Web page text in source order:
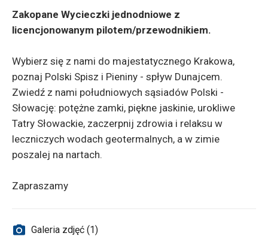
Zakopane Wycieczki jednodniowe z
licencjonowanym pilotem/przewodnikiem.
Wybierz się z nami do majestatycznego Krakowa,
poznaj Polski Spisz i Pieniny - spływ Dunajcem.
Zwiedź z nami południowych sąsiadów Polski -
Słowację: potężne zamki, piękne jaskinie, urokliwe
Tatry Słowackie, zaczerpnij zdrowia i relaksu w
leczniczych wodach geotermalnych, a w zimie
poszalej na nartach.
Zapraszamy
Galeria zdjęć (1)